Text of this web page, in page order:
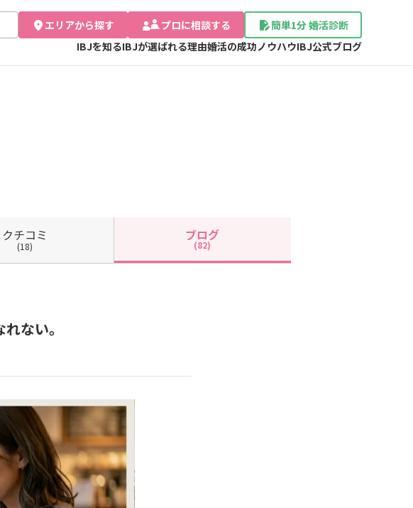
エリアから探す プロに相談する
簡単1分 婚活診断
IBJを知るIBJが選ばれる理由婚活の成功ノウハウIBJ公式ブログ
クチコミ
(18)
ブログ
(82)
ない。